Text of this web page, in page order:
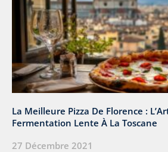
La Meilleure Pizza De Florence :
Fermentation Lente À La Toscane
27 Décembre 2021